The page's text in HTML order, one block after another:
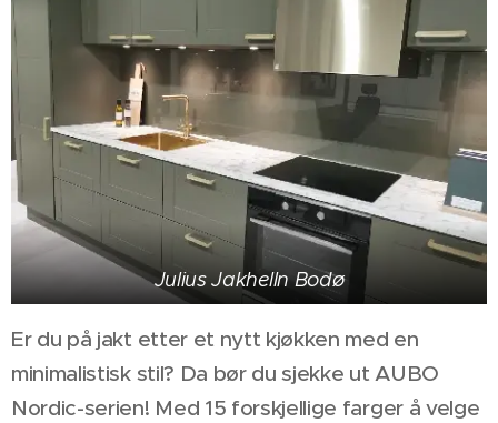
Julius Jakhelln Bodø
Er du på jakt etter et nytt kjøkken med en
minimalistisk stil? Da bør du sjekke ut AUBO
Nordic-serien! Med 15 forskjellige farger å velge